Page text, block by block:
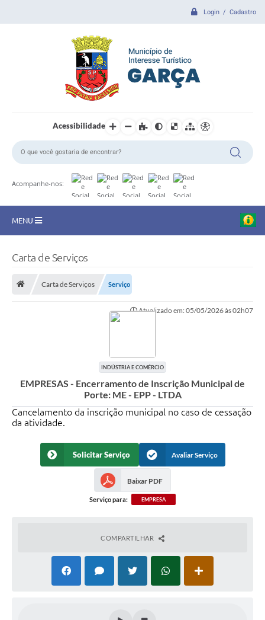
Login / Cadastro
Acessibilidade
Acompanhe-nos:
MENU
CIDADE
Prefeitura
PLANO DIRETOR DO MUNICÍPIO DE GARÇA
SEBRAE Aqui
Inscrição para o Conselho Municipal dos Usuários dos
Serviços Públicos - COMUSP
Chamamento Público 2026
Instruções Normativas
Pré-Cadastro de Vacinação Antirrábica
Carta de Serviços
Carta de Serviços Serviço
Atualizado em: 05/05/2026 às 02h07
INDÚSTRIA E COMÉRCIO
EMPRESAS - Encerramento de Inscrição Municipal de
Porte: ME - EPP - LTDA
Cancelamento da inscrição municipal no caso de cessação
da atividade.
Solicitar Serviço Avaliar Serviço
Baixar PDF
Serviço para: EMPRESA
COMPARTILHAR